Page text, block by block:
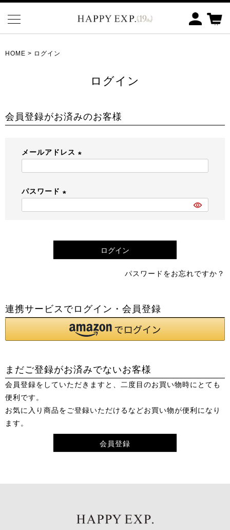
HOME ログイン
ログイン
会員登録がお済みのお客様
メールアドレス
パスワード
ログイン
パスワードをお忘れですか？
連携サービスでログイン・会員登録
まだご登録がお済みでないお客様
会員登録をしていただきますと、二度目のお買い物時にとても
便利です。
お気に入り商品をご登録いただけるなどお買い物が便利になり
ます。
会員登録